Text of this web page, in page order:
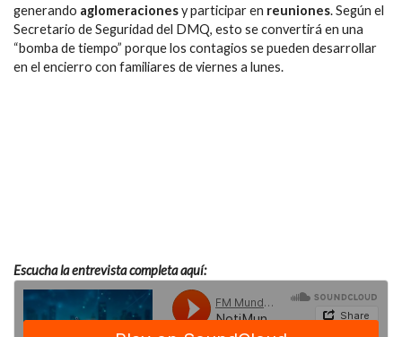
generando aglomeracionesy participar en reuniones. Según el
Secretario de Seguridad del DMQ, esto se convertirá en una
“bomba de tiempo” porque los contagios se pueden desarrollar
en el encierro con familiares de viernes a lunes.
Escucha la entrevista completa aquí: